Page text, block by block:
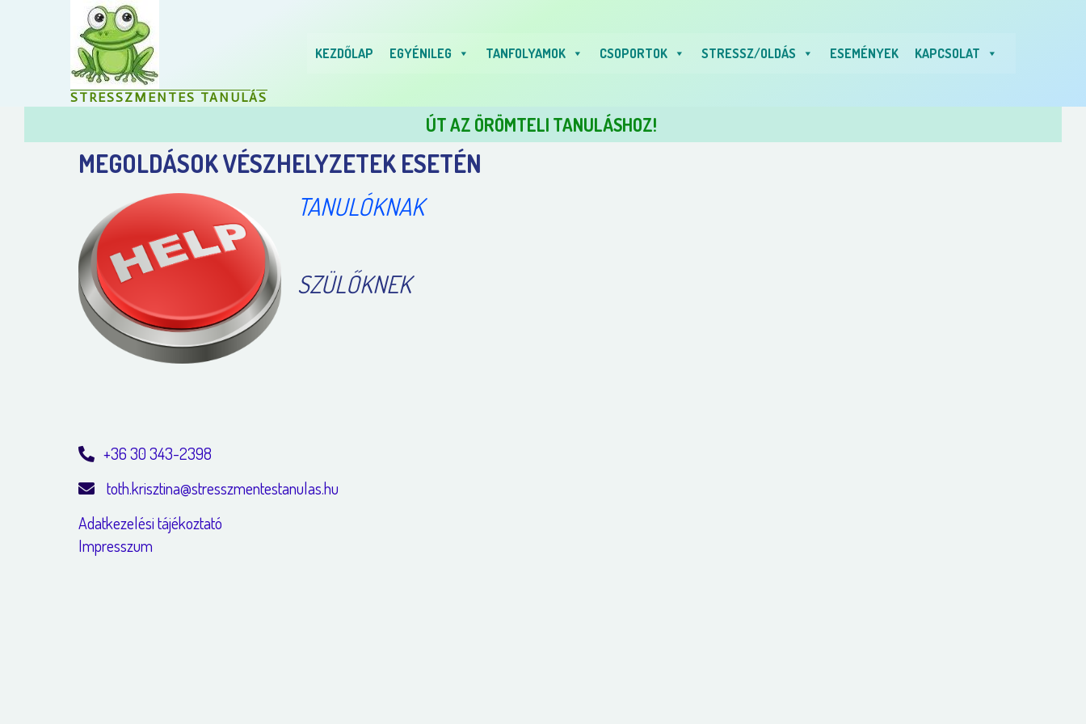
STRESSZMENTES TANULÁS
KEZDŐLAP EGYÉNILEG TANFOLYAMOK CSOPORTOK STRESSZ/OLDÁS ESEMÉNYEK KAPCSOLAT
ÚT AZ ÖRÖMTELI TANULÁSHOZ!
MEGOLDÁSOK VÉSZHELYZETEK ESETÉN
TANULÓKNAK
SZÜLŐKNEK
+36 30 343-2398
toth.krisztina@stresszmentestanulas.hu
Adatkezelési tájékoztató
Impresszum